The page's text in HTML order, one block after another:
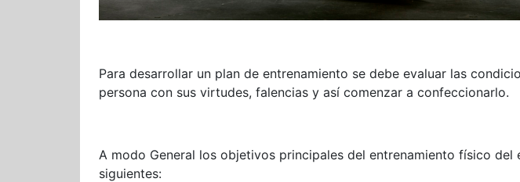
Para desarrollar un plan de entrenamiento se debe evaluar las
persona con sus virtudes, falencias y así comenzar a confeccionarlo.
A modo General los objetivos principales del entrenamiento físico del
siguientes: